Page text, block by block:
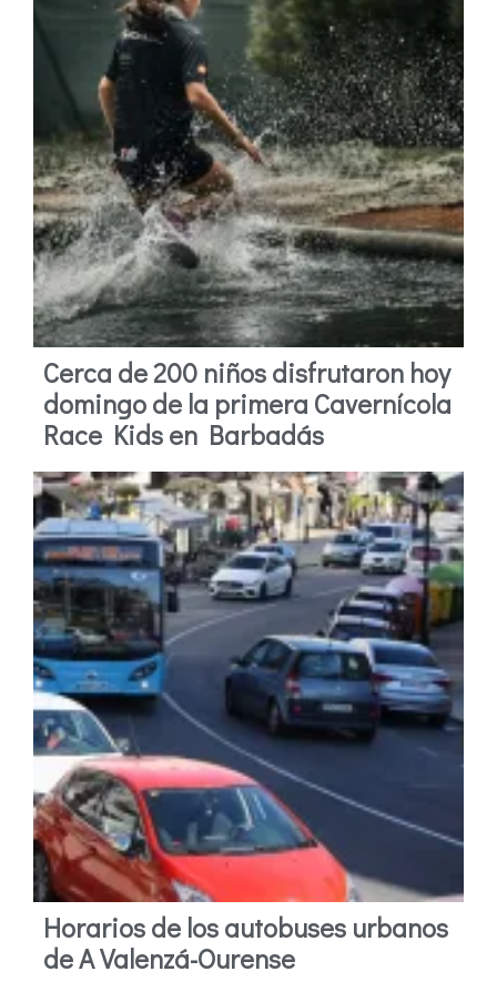
Cerca de 200 niños disfrutaron hoy
domingo de la primera Cavernícola
Race Kids en Barbadás
Horarios de los autobuses urbanos
de A Valenzá-Ourense